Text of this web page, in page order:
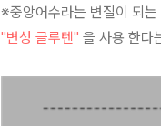
※중앙어수라는 변질이 되
"변성 글루텐" 을 사용 한다